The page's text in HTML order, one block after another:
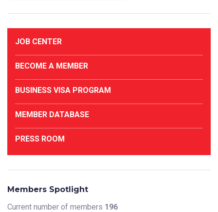
JOB CENTER
BECOME A MEMBER
BUSINESS VISA PROGRAM
MEMBER DATABASE
PRESS ROOM
Members Spotlight
Current number of members 196